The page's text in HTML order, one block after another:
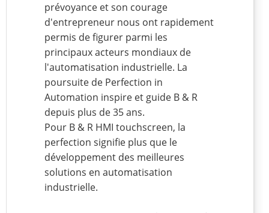
prévoyance et son courage
d'entrepreneur nous ont rapidement
permis de figurer parmi les
principaux acteurs mondiaux de
l'automatisation industrielle. La
poursuite de Perfection in
Automation inspire et guide B & R
depuis plus de 35 ans.
Pour B & R HMI touchscreen, la
perfection signifie plus que le
développement des meilleures
solutions en automatisation
industrielle.